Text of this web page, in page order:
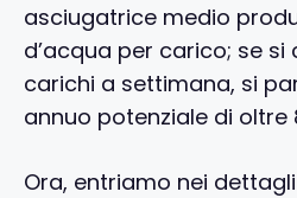
asciugatrice medio
d’acqua per carico; se
carichi a settimana, si
annuo potenziale di oltre
Ora, entriamo nei